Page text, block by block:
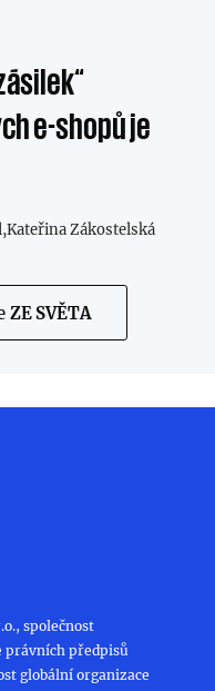
e-shopů je
Kateřina Zákostelská
ZE SVĚTA
společnost
právních předpisů
globální organizace